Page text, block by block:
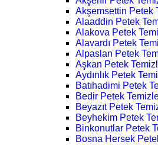
Akşemsettin Petek
Alaaddin Petek
Alakova Petek
Alavardı Petek
Alpaslan Petek
Aşkan Petek
Aydınlık Petek
Batıhadimi Petek
Bedir Petek
Beyazıt Petek
Beyhekim Petek
Binkonutlar Petek
Bosna Hersek